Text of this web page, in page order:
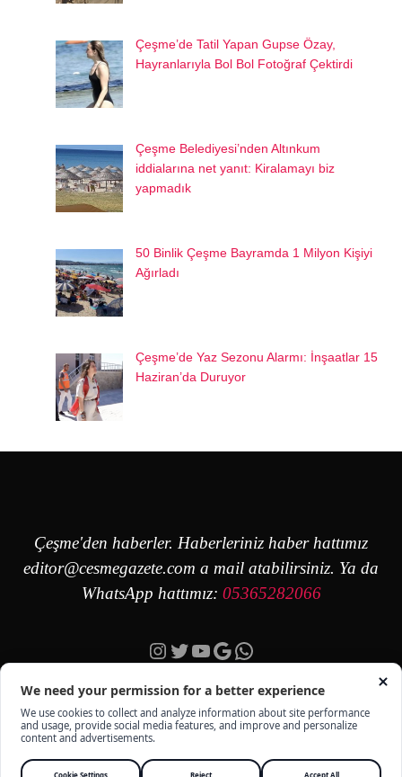
Çeşme’de Tatil Yapan Gupse Özay,
Hayranlarıyla Bol Bol Fotoğraf Çektirdi
Çeşme Belediyesi’nden Altınkum
iddialarına net yanıt: Kiralamayı biz
yapmadık
50 Binlik Çeşme Bayramda 1 Milyon Kişiyi
Ağırladı
Çeşme’de Yaz Sezonu Alarmı: İnşaatlar 15
Haziran’da Duruyor
Çeşme'den haberler. Haberleriniz haber hattımız
editor@cesmegazete.com a mail atabilirsiniz. Ya da
WhatsApp hattımız: 05365282066
Instagram
Twitter
YouTube
Google
https://wa.me/